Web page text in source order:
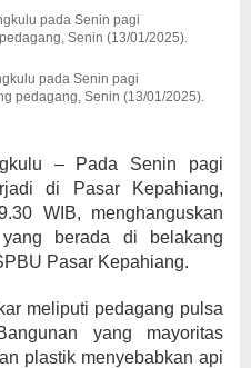
pada Senin pagi
pedagang, Senin (13/01/2025).
– Pada Senin pagi
di Pasar Kepahiang,
WIB, menghanguskan
berada di belakang
Pasar Kepahiang.
meliputi pedagang pulsa
yang mayoritas
plastik menyebabkan api